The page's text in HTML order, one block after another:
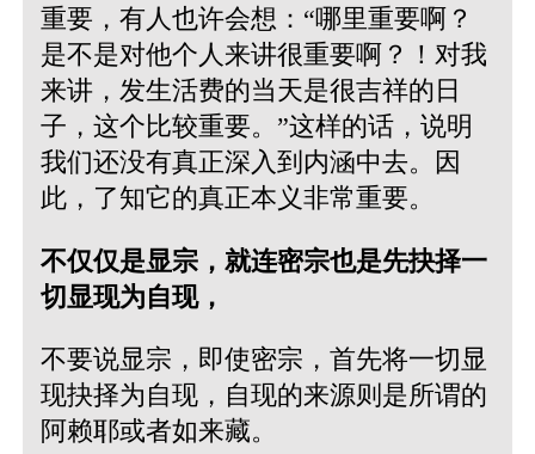
重要，有人也许会想：“哪里重要啊？
是不是对他个人来讲很重要啊？！对我
来讲，发生活费的当天是很吉祥的日
子，这个比较重要。”这样的话，说明
我们还没有真正深入到内涵中去。因
此，了知它的真正本义非常重要。
不仅仅是显宗，就连密宗也是先抉择一
切显现为自现，
不要说显宗，即使密宗，首先将一切显
现抉择为自现，自现的来源则是所谓的
阿赖耶或者如来藏。